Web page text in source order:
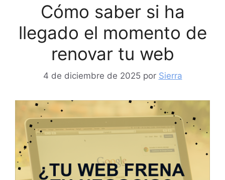
Cómo saber si ha
llegado el momento de
renovar tu web
4 de diciembre de 2025 por Sierra